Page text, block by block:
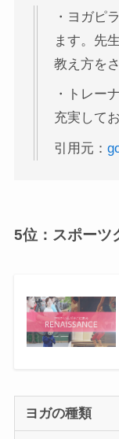
・ヨガピ
ます。先
教え方を
・トレー
充実して
引用元：
5位：スポーツ
ヨガの種類